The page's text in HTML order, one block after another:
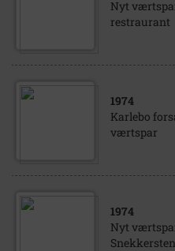
Nyt
restraurant
1974
Karlebo
værtspar
1974
Nyt
Snekkersten